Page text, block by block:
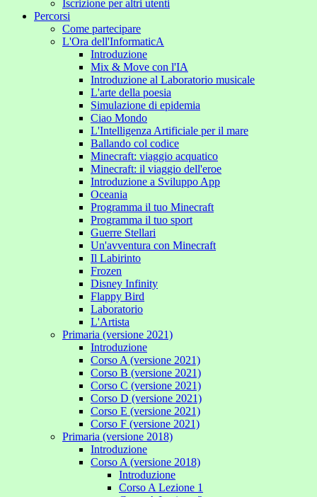
Iscrizione per altri utenti
Percorsi
Come partecipare
L'Ora dell'InformaticA
Introduzione
Mix & Move con l'IA
Introduzione al Laboratorio musicale
L'arte della poesia
Simulazione di epidemia
Ciao Mondo
L'Intelligenza Artificiale per il mare
Ballando col codice
Minecraft: viaggio acquatico
Minecraft: il viaggio dell'eroe
Introduzione a Sviluppo App
Oceania
Programma il tuo Minecraft
Programma il tuo sport
Guerre Stellari
Un'avventura con Minecraft
Il Labirinto
Frozen
Disney Infinity
Flappy Bird
Laboratorio
L'Artista
Primaria (versione 2021)
Introduzione
Corso A (versione 2021)
Corso B (versione 2021)
Corso C (versione 2021)
Corso D (versione 2021)
Corso E (versione 2021)
Corso F (versione 2021)
Primaria (versione 2018)
Introduzione
Corso A (versione 2018)
Introduzione
Corso A Lezione 1